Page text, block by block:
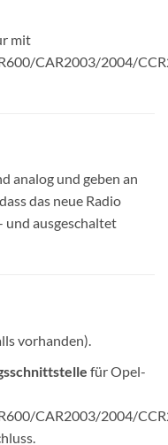
mit
CAR2003/2004/
analog und geben an
das neue Radio
und ausgeschaltet
vorhanden).
für Opel-
CAR2003/2004/